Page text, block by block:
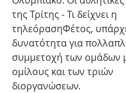
της Τρίτης - Τι δείχνει η
τηλεόρασηΦέτος,
δυνατότητα για
συμμετοχή των ομάδων
ομίλους και των τριών
διοργανώσεων.